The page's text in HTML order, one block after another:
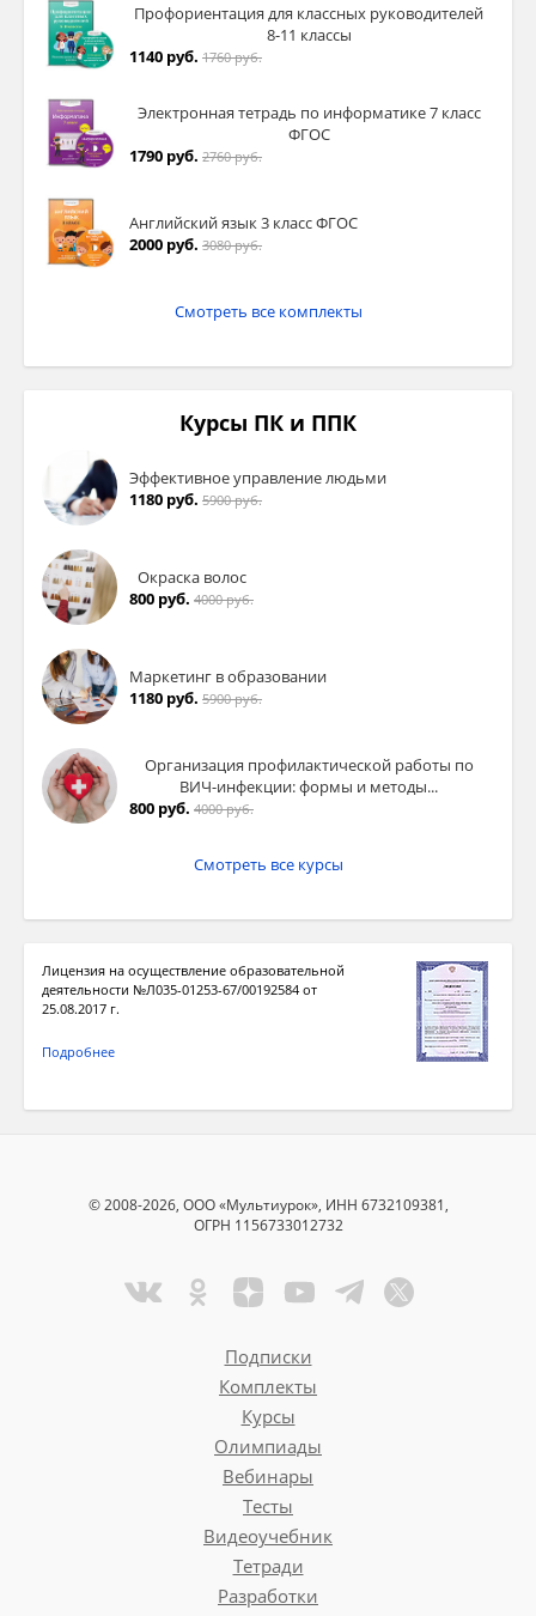
Профориентация для классных руководителей
8-11 классы
1140 руб. 1760 руб.
Электронная тетрадь по информатике 7 класс
ФГОС
1790 руб. 2760 руб.
Английский язык 3 класс ФГОС
2000 руб. 3080 руб.
Смотреть все комплекты
Курсы ПК и ППК
Эффективное управление людьми
1180 руб. 5900 руб.
Окраска волос
800 руб. 4000 руб.
Маркетинг в образовании
1180 руб. 5900 руб.
Организация профилактической работы по
ВИЧ-инфекции: формы и методы...
800 руб. 4000 руб.
Смотреть все курсы
Лицензия на осуществление образовательной
деятельности №Л035-01253-67/00192584 от
25.08.2017 г.
Подробнее
© 2008-2026, ООО «Мультиурок», ИНН 6732109381,
ОГРН 1156733012732
Подписки
Комплекты
Курсы
Олимпиады
Вебинары
Тесты
Видеоучебник
Тетради
Разработки